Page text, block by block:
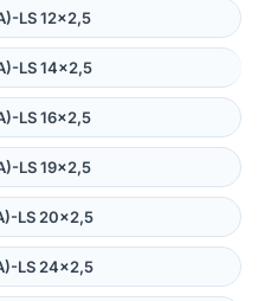
LS 12×2,5
LS 14×2,5
LS 16×2,5
LS 19×2,5
LS 20×2,5
LS 24×2,5